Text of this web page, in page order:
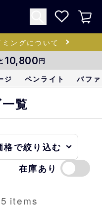
ングについて
10,800円
ジ ペンライト バフ
覧
在庫あり
items